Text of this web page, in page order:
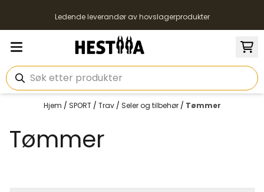
Hopp til innholdLedende leverandør av hovslagerprodukter
Hjem / SPORT / Trav / Seler og tilbehør / Tømmer
Tømmer